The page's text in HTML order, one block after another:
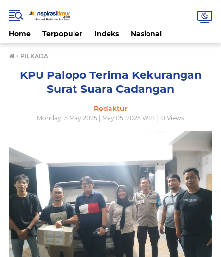
Home Terpopuler Indeks Nasional
› PILKADA
KPU Palopo Terima Kekurangan
Surat Suara Cadangan
Redaktur
Monday, 5 May 2025 | May 05, 2025 WIB | 0 Views